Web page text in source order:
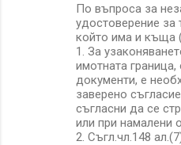
По въпроса за
удостоверение за
който има и къща
1. За
имотната
документи, е
заверено
съгласни да се
или при намалени
2. Съгл.чл.148